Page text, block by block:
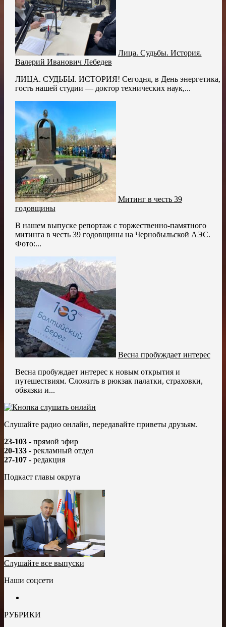
Лица. Судьбы. История.
Валерий Иванович Лебедев
ЛИЦА. СУДЬБЫ. ИСТОРИЯ! Сегодня, в День энергетика,
гость нашей студии — доктор технических наук,...
Митинг в честь 39
годовщины
В нашем выпуске репортаж с торжественно-памятного
митинга в честь 39 годовщины на Чернобыльской АЭС.
Фото:...
Весна пробуждает интерес
Весна пробуждает интерес к новым открытия и
путешествиям. Сложить в рюкзак палатки, страховки,
обвязки и...
Слушайте радио онлайн, передавайте приветы друзьям.
23-103 - прямой эфир
20-133 - рекламный отдел
27-107 - редакция
Подкаст главы округа
Слушайте все выпуски
Наши соцсети
РУБРИКИ